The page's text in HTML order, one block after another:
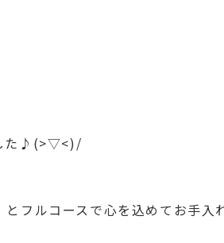
した♪(>▽<)/
フルコースで心を込めてお手入